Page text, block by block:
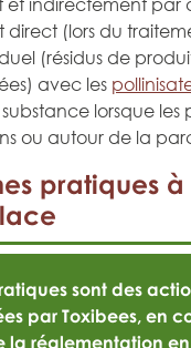
et indirectement par
(lors du
(résidus de
avec les
lorsque les
ou autour de la
pratiques
sont des
par Toxibees, en
la réglementation